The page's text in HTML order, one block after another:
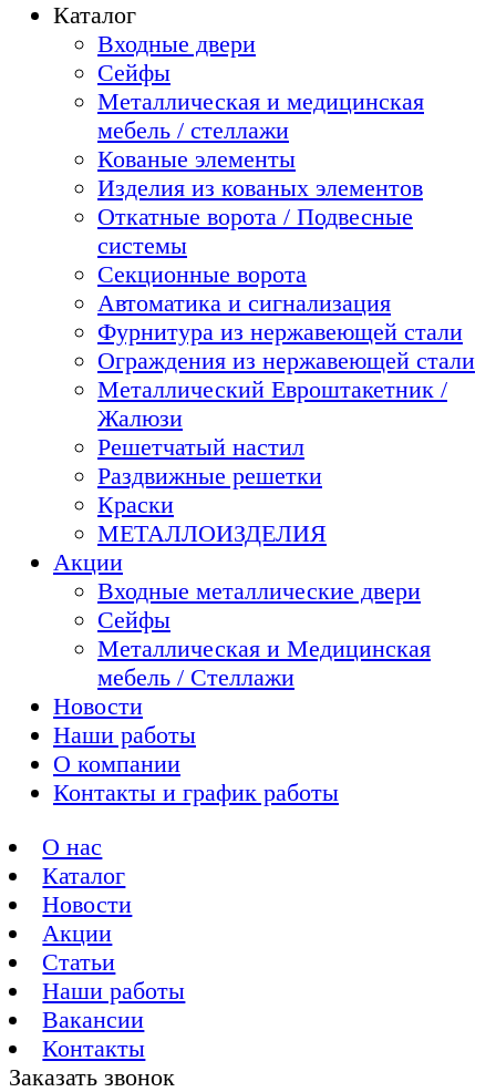
Каталог
Входные двери
Сейфы
Металлическая и медицинская
мебель / стеллажи
Кованые элементы
Изделия из кованых элементов
Откатные ворота / Подвесные
системы
Секционные ворота
Автоматика и сигнализация
Фурнитура из нержавеющей стали
Ограждения из нержавеющей стали
Металлический Евроштакетник /
Жалюзи
Решетчатый настил
Раздвижные решетки
Краски
МЕТАЛЛОИЗДЕЛИЯ
Акции
Входные металлические двери
Сейфы
Металлическая и Медицинская
мебель / Стеллажи
Новости
Наши работы
О компании
Контакты и график работы
О нас
Каталог
Новости
Акции
Статьи
Наши работы
Вакансии
Контакты
Заказать звонок